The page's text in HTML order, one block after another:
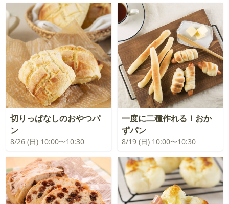
切りっぱなしのおやつパ
ン
8/26 (日) 10:00〜10:30
一度に二種作れる！おか
ずパン
8/19 (日) 10:00〜10:30